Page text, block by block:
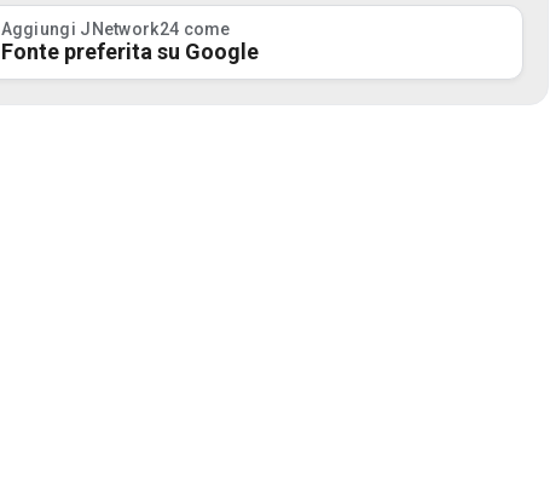
Aggiungi JNetwork24 come
Fonte preferita su Google